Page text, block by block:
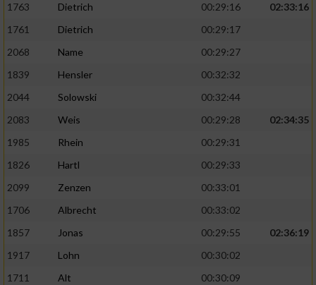
1763
Dietrich 00:29:16
02:33:16
1761
Dietrich
00:29:17
2068
Name
00:29:27
1839
Hensler
00:32:32
2044
Solowski
00:32:44
2083
Weis 00:29:28
02:34:35
1985
Rhein
00:29:31
1826
Hartl
00:29:33
2099
Zenzen
00:33:01
1706
Albrecht
00:33:02
1857
Jonas 00:29:55
02:36:19
1917
Lohn
00:30:02
1711
Alt
00:30:09
Analyse von Zielgruppen durch Statistiken
oder Kombinationen von Daten aus
verschiedenen Quellen
Verwendung reduzierter Daten zur Auswahl
von Inhalten
IAB-Besonderheiten:
Verwendung genauer Standortdaten
Geräte anhand von aktiv angeforderten
Notwendig